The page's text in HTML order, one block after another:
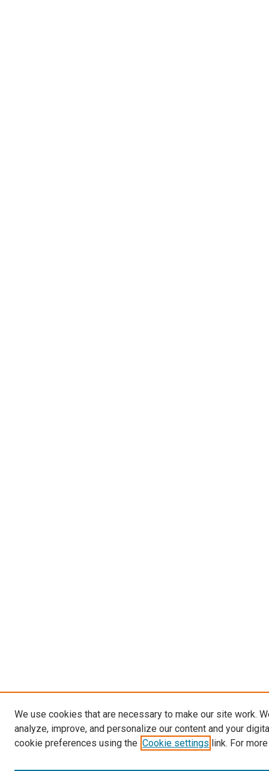
We use cookies that are necessary to make our site work.
analyze, improve, and personalize our content and your
cookie preferences using the Cookie settings link. For